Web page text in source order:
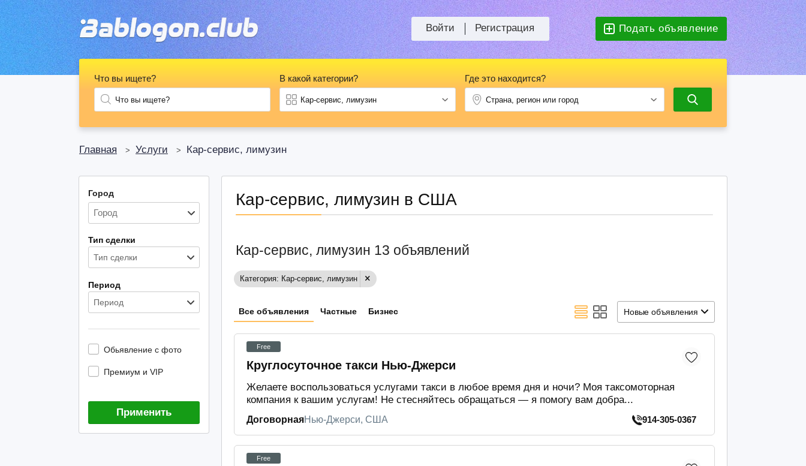
Подать объявление
Регистрация
Войти
Главная > Услуги > Кар-сервис, лимузин
Что вы ищете? В какой категории? Где это находится?
Город
Тип сделки
Тип сделки
Период
Период
Обьявление с фото
Премиум и VIP
Применить
Кар-сервис, лимузин в США
Кар-сервис, лимузин 13 объявлений
Категория: Кар-сервис, лимузин
Все объявления Частные Бизнес Новые объявления
Free
Круглосуточное такси Нью-Джерси
Желаете воспользоваться услугами такси в любое время дня и ночи? Моя таксомоторная
компания к вашим услугам! Не стесняйтесь обращаться — я помогу вам добра...
ДоговорнаяНью-Джерси, США 914-305-0367
Free